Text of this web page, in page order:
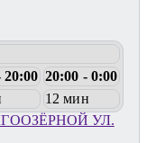
20:00 20:00 - 0:00
12 мин
УЛ.